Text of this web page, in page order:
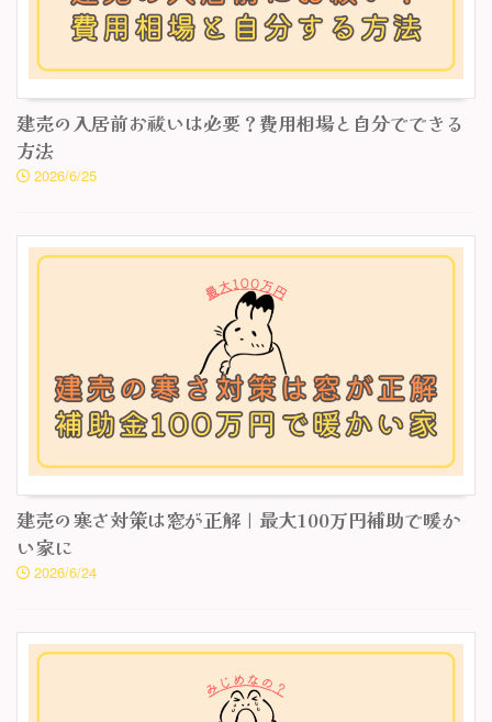
建売の入居前お祓いは必要？費用相場と自分でできる
方法
2026/6/25
建売の寒さ対策は窓が正解｜最大100万円補助で暖か
い家に
2026/6/24